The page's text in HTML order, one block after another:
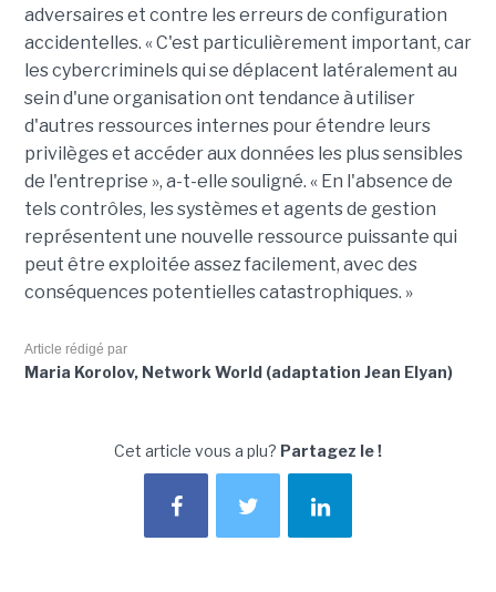
adversaires et contre les erreurs de configuration
accidentelles. « C'est particulièrement important, car
les cybercriminels qui se déplacent latéralement au
sein d'une organisation ont tendance à utiliser
d'autres ressources internes pour étendre leurs
privilèges et accéder aux données les plus sensibles
de l'entreprise », a-t-elle souligné. « En l'absence de
tels contrôles, les systèmes et agents de gestion
représentent une nouvelle ressource puissante qui
peut être exploitée assez facilement, avec des
conséquences potentielles catastrophiques. »
Article rédigé par
Maria Korolov, Network World (adaptation Jean Elyan)
Cet article vous a plu? Partagez le !